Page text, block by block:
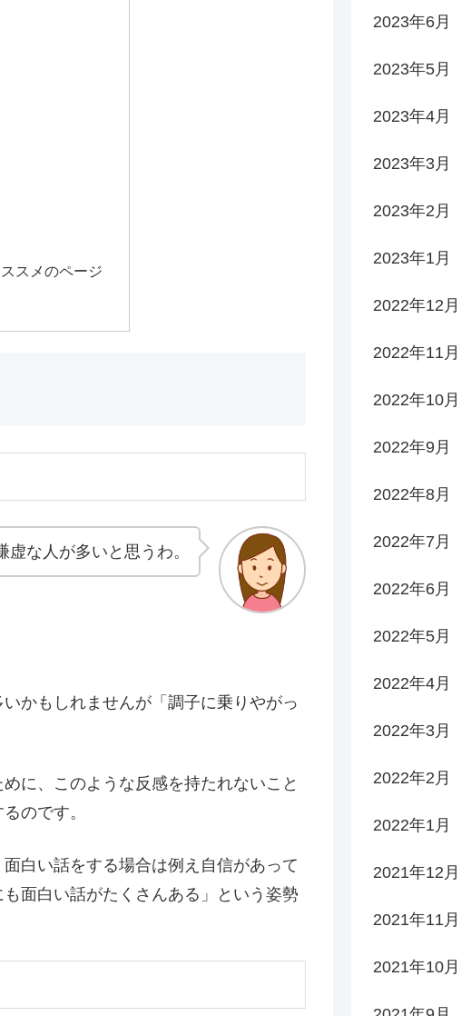
スメのページ
な人が多いと思うわ。
かもしれませんが「調子に乗りやがっ
に、このような反感を持たれないこと
のです。
白い話をする場合は例え自信があって
面白い話がたくさんある」という姿勢
2023年6月
2023年5月
2023年4月
2023年3月
2023年2月
2023年1月
2022年12月
2022年11月
2022年10月
2022年9月
2022年8月
2022年7月
2022年6月
2022年5月
2022年4月
2022年3月
2022年2月
2022年1月
2021年12月
2021年11月
2021年10月